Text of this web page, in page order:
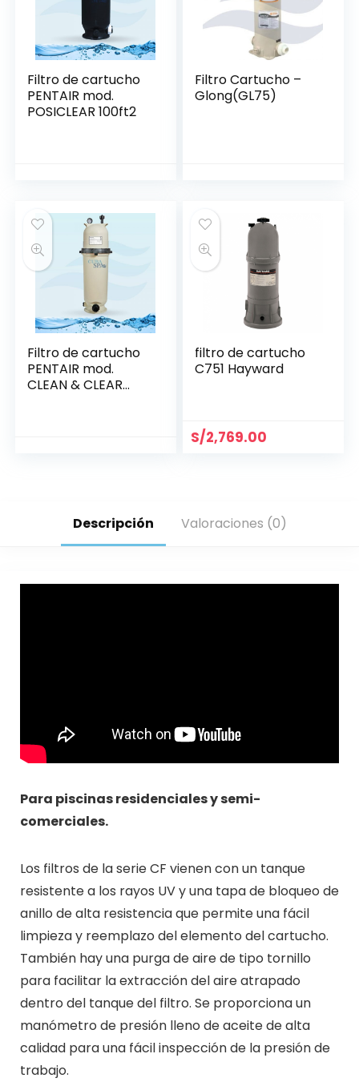
Filtro de cartucho
PENTAIR mod.
POSICLEAR 100ft2
Filtro Cartucho –
Glong(GL75)
Filtro de cartucho
PENTAIR mod.
CLEAN & CLEAR
filtro de cartucho
C751 Hayward
S/2,769.00
Descripción Valoraciones (0)
Para piscinas residenciales y semi-
comerciales.
Los filtros de la serie CF vienen con un tanque
resistente a los rayos UV y una tapa de bloqueo de
anillo de alta resistencia que permite una fácil
limpieza y reemplazo del elemento del cartucho.
También hay una purga de aire de tipo tornillo
para facilitar la extracción del aire atrapado
dentro del tanque del filtro. Se proporciona un
manómetro de presión lleno de aceite de alta
calidad para una fácil inspección de la presión de
trabajo.